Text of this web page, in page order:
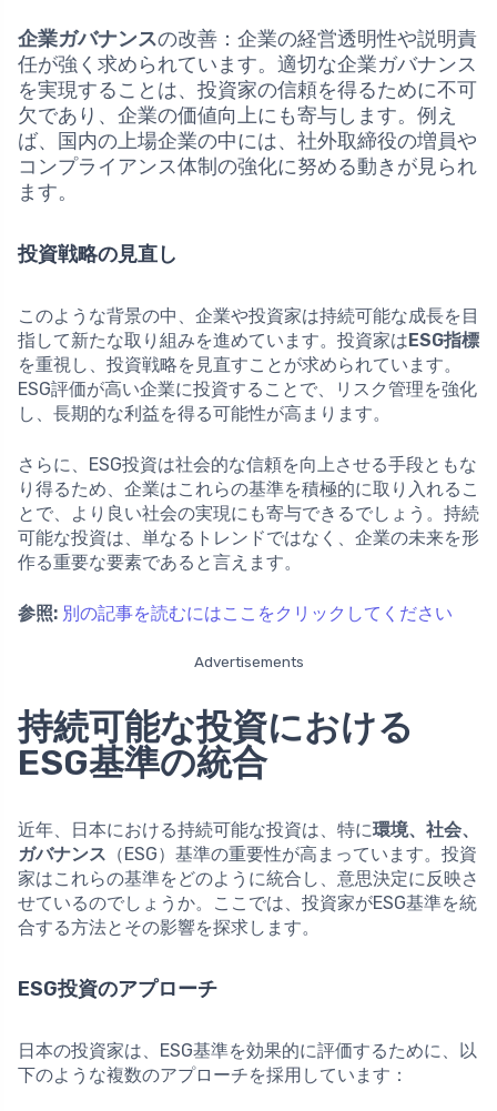
企業ガバナンスの改善：企業の経営透明性や説明責
任が強く求められています。適切な企業ガバナンス
を実現することは、投資家の信頼を得るために不可
欠であり、企業の価値向上にも寄与します。例え
ば、国内の上場企業の中には、社外取締役の増員や
コンプライアンス体制の強化に努める動きが見られ
ます。
投資戦略の見直し
このような背景の中、企業や投資家は持続可能な成長を目
指して新たな取り組みを進めています。投資家はESG指標
を重視し、投資戦略を見直すことが求められています。
ESG評価が高い企業に投資することで、リスク管理を強化
し、長期的な利益を得る可能性が高まります。
さらに、ESG投資は社会的な信頼を向上させる手段ともな
り得るため、企業はこれらの基準を積極的に取り入れるこ
とで、より良い社会の実現にも寄与できるでしょう。持続
可能な投資は、単なるトレンドではなく、企業の未来を形
作る重要な要素であると言えます。
参照: 別の記事を読むにはここをクリックしてください
Advertisements
持続可能な投資における
ESG基準の統合
近年、日本における持続可能な投資は、特に環境、社会、
ガバナンス （ESG）基準の重要性が高まっています。投資
家はこれらの基準をどのように統合し、意思決定に反映さ
せているのでしょうか。ここでは、投資家がESG基準を統
合する方法とその影響を探求します。
ESG投資のアプローチ
日本の投資家は、ESG基準を効果的に評価するために、以
下のような複数のアプローチを採用しています：